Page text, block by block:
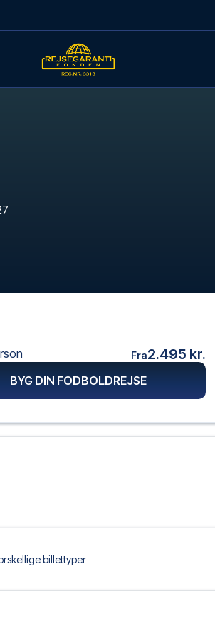
billettyper
Fra2.495 kr.
BYG DIN FODBOLDREJSE